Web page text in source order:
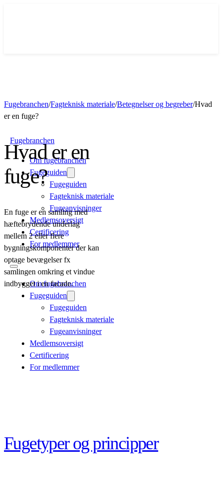
Fugebranchen
Om fugebranchen
Fugeguiden
Fugeguiden
Fagteknisk materiale
Fugeanvisninger
Medlemsoversigt
Certificering
For medlemmer
Om fugebranchen
Fugeguiden
Fugeguiden
Fagteknisk materiale
Fugeanvisninger
Medlemsoversigt
Certificering
For medlemmer
Fugebranchen/Fagteknisk materiale/Betegnelser og begreber/Hvad
er en fuge?
Hvad er en
fuge?
En fuge er en samling med
hæftebrydende underlag
mellem 2 eller flere
bygningskomponenter der kan
optage bevægelser fx
samlingen omkring et vindue
indbygget i en facade.
Fugetyper og principper